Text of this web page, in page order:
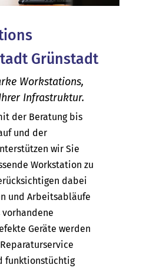
Grünstadt
Workstations,
Infrastruktur.
der Beratung bis
und der
wir Sie
Workstation zu
dabei
und Arbeitsabläufe
Geräte werden
funktionstüchtig